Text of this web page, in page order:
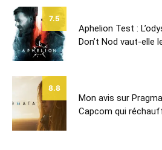
7.5
Aphelion Test :
Don’t Nod vaut-elle
8.8
Mon avis sur
Capcom qui